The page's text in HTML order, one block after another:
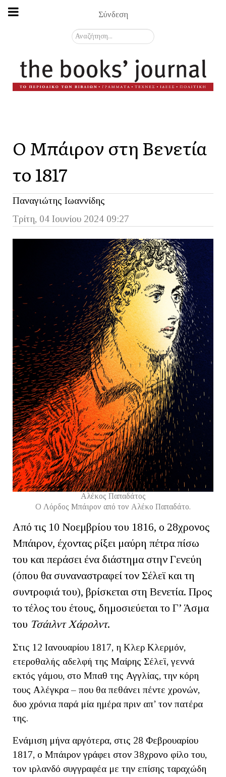
Σύνδεση
Αναζήτηση...
Ο Μπάιρον στη Βενετία
το 1817
Παναγιώτης Ιωαννίδης
Τρίτη, 04 Ιουνίου 2024 09:27
Αλέκος Παπαδάτος
Ο Λόρδος Μπάιρον από τον Αλέκο Παπαδάτο.
Από τις 10 Νοεμβρίου του 1816, ο 28χρονος
Μπάιρον, έχοντας ρίξει μαύρη πέτρα πίσω
του και περάσει ένα διάστημα στην Γενεύη
(όπου θα συναναστραφεί τον Σέλεϊ και τη
συντροφιά του), βρίσκεται στη Βενετία. Προς
το τέλος του έτους, δημοσιεύεται το Γ’ Άσμα
του Τσάιλντ Χάρολντ.
Στις 12 Ιανουαρίου 1817, η Κλερ Κλερμόν,
ετεροθαλής αδελφή της Μαίρης Σέλεϊ, γεννά
εκτός γάμου, στο Μπαθ της Αγγλίας, την κόρη
τους Αλέγκρα – που θα πεθάνει πέντε χρονών,
δυο χρόνια παρά μία ημέρα πριν απ’ τον πατέρα
της.
Ενάμιση μήνα αργότερα, στις 28 Φεβρουαρίου
1817, ο Μπάιρον γράφει στον 38χρονο φίλο του,
τον ιρλανδό συγγραφέα με την επίσης ταραχώδη